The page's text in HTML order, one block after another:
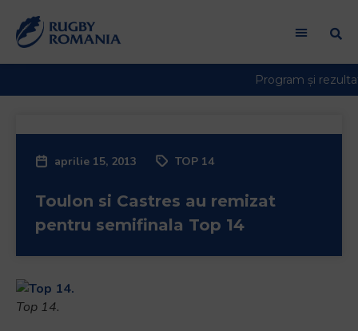
aprilie 15, 2013 TOP 14
Toulon si Castres au remizat
pentru semifinala Top 14
Top 14.